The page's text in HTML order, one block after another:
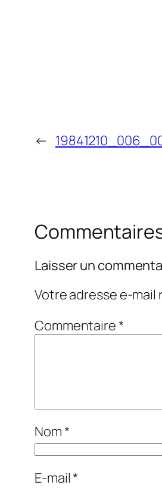
←
Laisser un
Votre adresse e-mail
Commentaire*
Nom*
E-mail*